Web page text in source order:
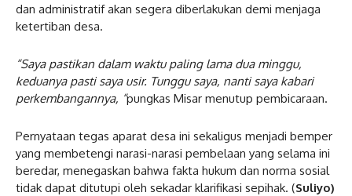
dan administratif akan segera diberlakukan demi menjaga
ketertiban desa.
“Saya pastikan dalam waktu paling lama dua minggu,
keduanya pasti saya usir. Tunggu saya, nanti saya kabari
perkembangannya, “pungkas Misar menutup pembicaraan.
​Pernyataan tegas aparat desa ini sekaligus menjadi bemper
yang membetengi narasi-narasi pembelaan yang selama ini
beredar, menegaskan bahwa fakta hukum dan norma sosial
tidak dapat ditutupi oleh sekadar klarifikasi sepihak. (Suliyo)